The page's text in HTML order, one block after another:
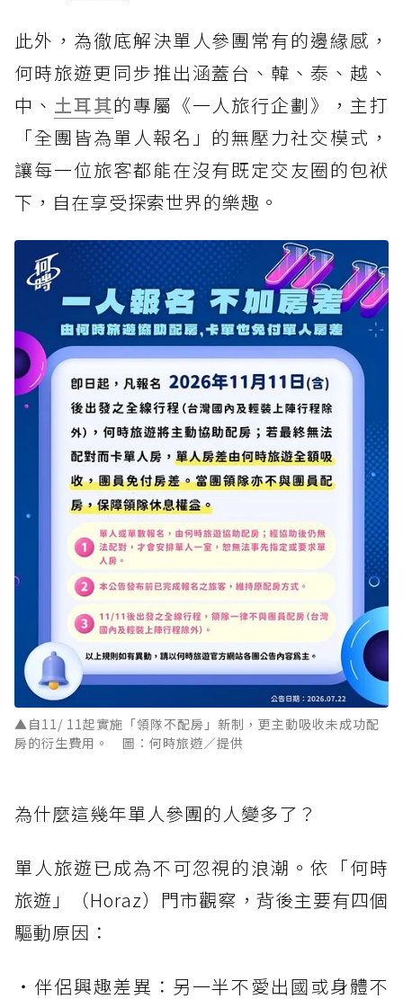
此外，為徹底解決單人參團常有的邊緣感，
何時旅遊更同步推出涵蓋台、韓、泰、越、
中、 土耳其的專屬《一人旅行企劃》，主打
「全團皆為單人報名」的無壓力社交模式，
讓每一位旅客都能在沒有既定交友圈的包袱
下，自在享受探索世界的樂趣。
▲自11/ 11起實施「領隊不配房」新制，更主動吸收未成功配
房的衍生費用。 圖：何時旅遊／提供
為什麼這幾年單人參團的人變多了？
單人旅遊已成為不可忽視的浪潮。依「何時
旅遊」（Horaz）門市觀察，背後主要有四個
驅動原因：
・伴侶興趣差異：另一半不愛出國或身體不